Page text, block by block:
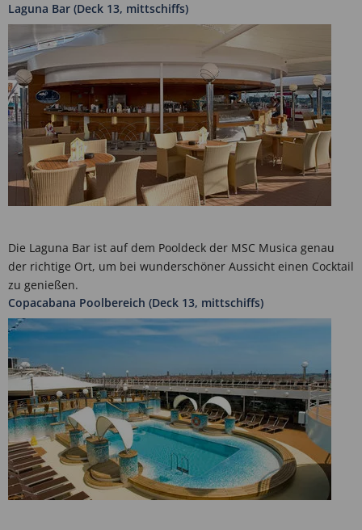
Laguna Bar (Deck 13, mittschiffs)
Die Laguna Bar ist auf dem Pooldeck der MSC Musica genau
der richtige Ort, um bei wunderschöner Aussicht einen Cocktail
zu genießen.
Copacabana Poolbereich (Deck 13, mittschiffs)